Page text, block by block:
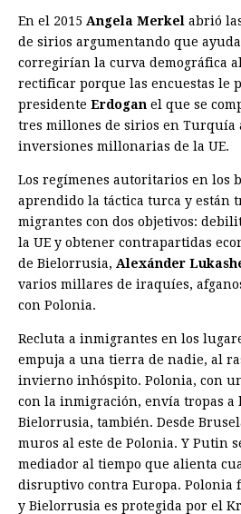
En el 2015 Angela Merkel abrió
de sirios argumentando que
corregirían la curva demográfica
rectificar porque las encuestas le
presidente Erdogan el que se
tres millones de sirios en Turquía
inversiones millonarias de la UE.
Los regímenes autoritarios en los
aprendido la táctica turca y están
migrantes con dos objetivos:
la UE y obtener contrapartidas
de Bielorrusia, Alexánder
varios millares de iraquíes,
con Polonia.
Recluta a inmigrantes en los
empuja a una tierra de nadie, al
invierno inhóspito. Polonia, con
con la inmigración, envía tropas a
Bielorrusia, también. Desde
muros al este de Polonia. Y Putin
mediador al tiempo que alienta
disruptivo contra Europa. Polonia
y Bielorrusia es protegida por el